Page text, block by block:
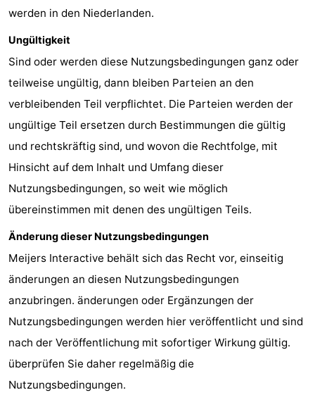
werden in den Niederlanden.
Ungültigkeit
Sind oder werden diese Nutzungsbedingungen ganz oder
teilweise ungültig, dann bleiben Parteien an den
verbleibenden Teil verpflichtet. Die Parteien werden der
ungültige Teil ersetzen durch Bestimmungen die gültig
und rechtskräftig sind, und wovon die Rechtfolge, mit
Hinsicht auf dem Inhalt und Umfang dieser
Nutzungsbedingungen, so weit wie möglich
übereinstimmen mit denen des ungültigen Teils.
Änderung dieser Nutzungsbedingungen
Meijers Interactive behält sich das Recht vor, einseitig
änderungen an diesen Nutzungsbedingungen
anzubringen. änderungen oder Ergänzungen der
Nutzungsbedingungen werden hier veröffentlicht und sind
nach der Veröffentlichung mit sofortiger Wirkung gültig.
überprüfen Sie daher regelmäßig die
Nutzungsbedingungen.